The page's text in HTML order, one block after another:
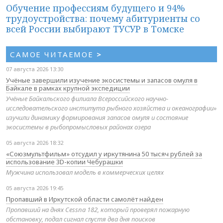
Обучение профессиям будущего и 94%
трудоустройства: почему абитуриенты со
всей России выбирают ТУСУР в Томске
САМОЕ ЧИТАЕМОЕ >
07 августа 2026 13:30
Учёные завершили изучение экосистемы и запасов омуля в
Байкале в рамках крупной экспедиции
Учёные Байкальского филиала Всероссийского научно-
исследовательского института рыбного хозяйства и океанографии»
изучили динамику формирования запасов омуля и состояние
экосистемы в рыбопромысловых районах озера
05 августа 2026 18:32
«Союзмультфильм» отсудил у иркутянина 50 тысяч рублей за
использование 3D-копии Чебурашки
Мужчина использовал модель в коммерческих целях
05 августа 2026 19:45
Пропавший в Иркутской области самолёт найден
Пропавший на днях Cessna 182, который проверял пожарную
обстановку, подал сигнал спустя два дня поисков